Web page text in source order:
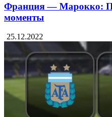
Франция — Марокко:
моменты
25.12.2022